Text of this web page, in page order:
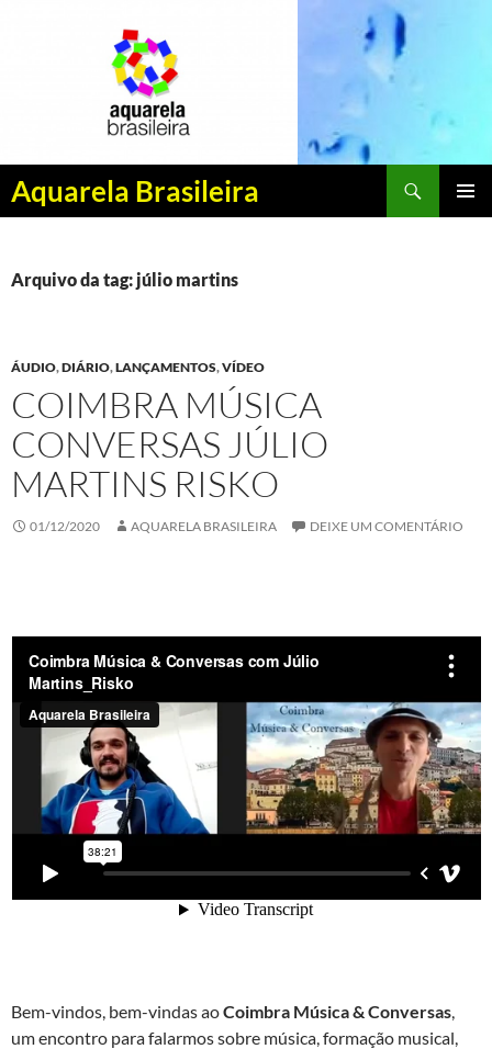
Aquarela Brasileira
Pesquisar
PULAR
CONTEÚDO
Arquivo da tag: júlio martins
ÁUDIO,DIÁRIO,LANÇAMENTOS,VÍDEO
COIMBRA MÚSICA
CONVERSAS JÚLIO
MARTINS RISKO
01/12/2020 AQUARELA BRASILEIRA DEIXE UM COMENTÁRIO
Bem-vindos, bem-vindas aoCoimbra Música & Conversas,
um encontro para falarmos sobre música, formação musical,